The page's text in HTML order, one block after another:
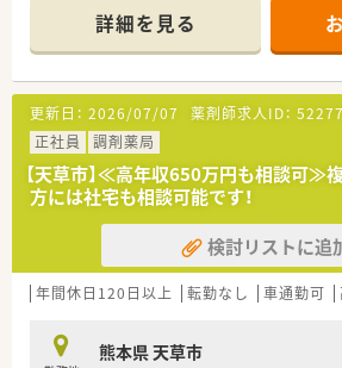
グ支援システムを導入することで調剤
す。
■近隣の医療機関と連携しながら、地
局として丁寧な服薬指導や健康相談に
【募集背景と求める人物像について】
■2027年4月の新店舗オープンに伴う急
の要となる管理薬剤師として活躍でき
■管理薬剤師の経験がある方はもちろ
を持って業務に取り組んだ経験をお持
す。
■地域の方々に信頼される薬局をゼロ
コミュニケーションで周囲をリードで
す。
■歴史ある老舗企業であり、地域に密
詳細を見る
更新日： 2026/07/07 薬剤師求人ID：
正社員
調剤薬局
【天草市】≪高年収650万円も相談可≫
方には社宅も相談可能です！
検討リストに追
年間休日120日以上 転勤なし 車通勤可
熊本県 天草市